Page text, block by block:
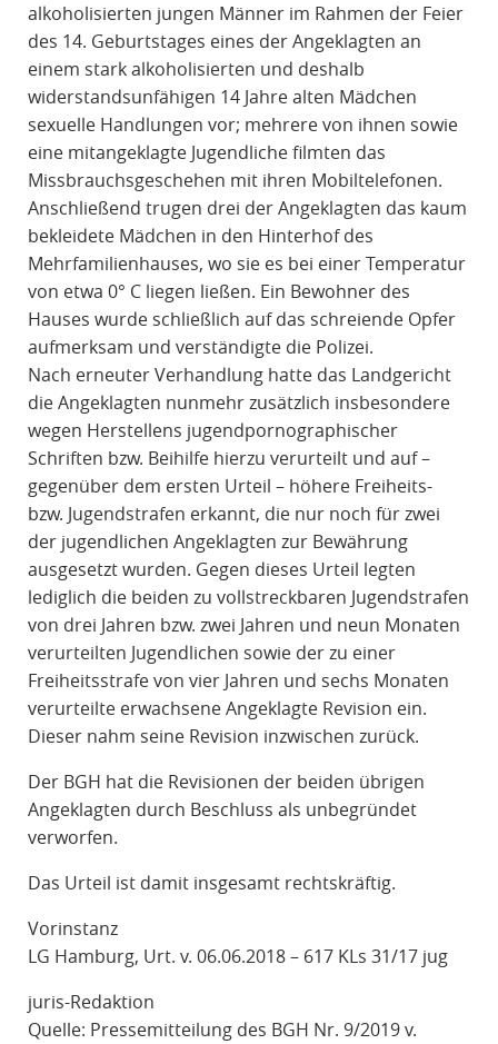
alkoholisierten jungen Männer im Rahmen der Feier
des 14. Geburtstages eines der Angeklagten an
einem stark alkoholisierten und deshalb
widerstandsunfähigen 14 Jahre alten Mädchen
sexuelle Handlungen vor; mehrere von ihnen sowie
eine mitangeklagte Jugendliche filmten das
Missbrauchsgeschehen mit ihren Mobiltelefonen.
Anschließend trugen drei der Angeklagten das kaum
bekleidete Mädchen in den Hinterhof des
Mehrfamilienhauses, wo sie es bei einer Temperatur
von etwa 0° C liegen ließen. Ein Bewohner des
Hauses wurde schließlich auf das schreiende Opfer
aufmerksam und verständigte die Polizei.
Nach erneuter Verhandlung hatte das Landgericht
die Angeklagten nunmehr zusätzlich insbesondere
wegen Herstellens jugendpornographischer
Schriften bzw. Beihilfe hierzu verurteilt und auf –
gegenüber dem ersten Urteil – höhere Freiheits-
bzw. Jugendstrafen erkannt, die nur noch für zwei
der jugendlichen Angeklagten zur Bewährung
ausgesetzt wurden. Gegen dieses Urteil legten
lediglich die beiden zu vollstreckbaren Jugendstrafen
von drei Jahren bzw. zwei Jahren und neun Monaten
verurteilten Jugendlichen sowie der zu einer
Freiheitsstrafe von vier Jahren und sechs Monaten
verurteilte erwachsene Angeklagte Revision ein.
Dieser nahm seine Revision inzwischen zurück.
Der BGH hat die Revisionen der beiden übrigen
Angeklagten durch Beschluss als unbegründet
verworfen.
Das Urteil ist damit insgesamt rechtskräftig.
Vorinstanz
LG Hamburg, Urt. v. 06.06.2018 – 617 KLs 31/17 jug
juris-Redaktion
Quelle: Pressemitteilung des BGH Nr. 9/2019 v.